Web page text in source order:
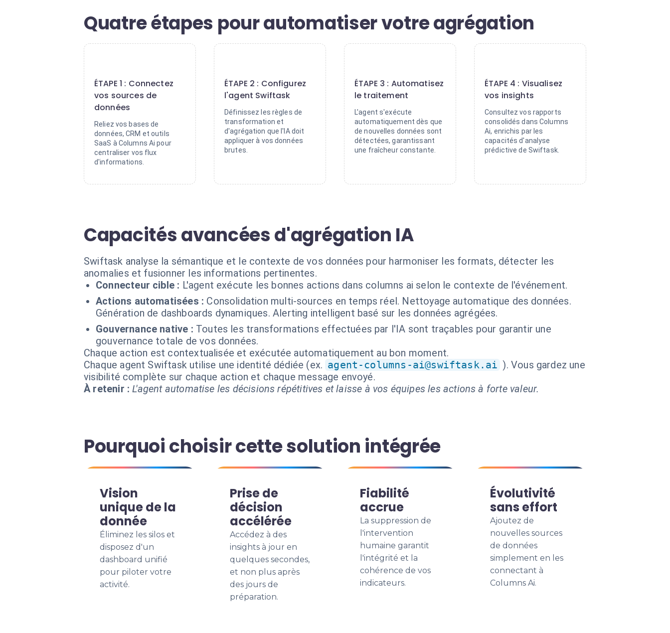
Quatre étapes pour automatiser votre agrégation
ÉTAPE 1 : Connectez
vos sources de
données
Reliez vos bases de
données, CRM et outils
SaaS à Columns Ai pour
centraliser vos flux
d'informations.
ÉTAPE 2 : Configurez
l'agent Swiftask
Définissez les règles de
transformation et
d'agrégation que l'IA doit
appliquer à vos données
brutes.
ÉTAPE 3 : Automatisez
le traitement
L'agent s'exécute
automatiquement dès que
de nouvelles données sont
détectées, garantissant
une fraîcheur constante.
ÉTAPE 4 : Visualisez
vos insights
Consultez vos rapports
consolidés dans Columns
Ai, enrichis par les
capacités d'analyse
prédictive de Swiftask.
Capacités avancées d'agrégation IA
Swiftask analyse la sémantique et le contexte de vos données pour harmoniser les formats, détecter les
anomalies et fusionner les informations pertinentes.
Connecteur cible : L'agent exécute les bonnes actions dans columns ai selon le contexte de l'événement.
Actions automatisées : Consolidation multi-sources en temps réel. Nettoyage automatique des données.
Génération de dashboards dynamiques. Alerting intelligent basé sur les données agrégées.
Gouvernance native : Toutes les transformations effectuées par l'IA sont traçables pour garantir une
gouvernance totale de vos données.
Chaque action est contextualisée et exécutée automatiquement au bon moment.
Chaque agent Swiftask utilise une identité dédiée (ex. agent-columns-ai@swiftask.ai ). Vous gardez une
visibilité complète sur chaque action et chaque message envoyé.
À retenir : L'agent automatise les décisions répétitives et laisse à vos équipes les actions à forte valeur.
Pourquoi choisir cette solution intégrée
Vision
unique de la
donnée
Éliminez les silos et
disposez d'un
dashboard unifié
pour piloter votre
activité.
Prise de
décision
accélérée
Accédez à des
insights à jour en
quelques secondes,
et non plus après
des jours de
préparation.
Fiabilité
accrue
La suppression de
l'intervention
humaine garantit
l'intégrité et la
cohérence de vos
indicateurs.
Évolutivité
sans effort
Ajoutez de
nouvelles sources
de données
simplement en les
connectant à
Columns Ai.